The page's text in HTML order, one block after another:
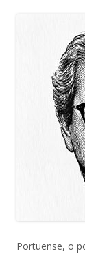
Portuense, o